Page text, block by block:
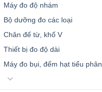
Máy đo độ nhám
Bộ dưỡng đo các loại
Chân đế từ, khố V
Thiết bị đo độ dài
Máy đo bụi, đếm hạt tiểu phân